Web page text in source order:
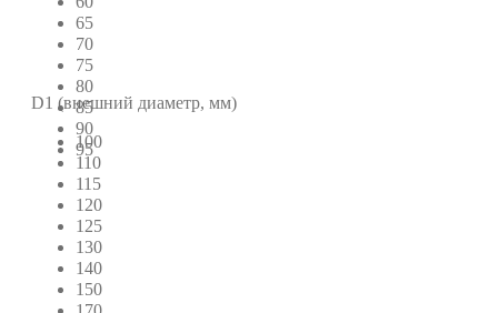
65
70
75
80
85
90
95
D1 (внешний диаметр, мм)
100
110
115
120
125
130
140
150